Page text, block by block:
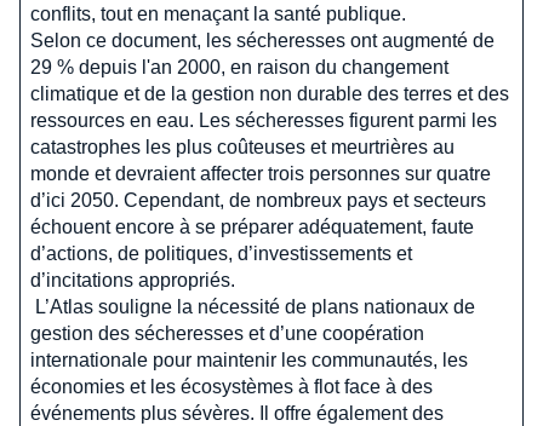
conflits, tout en menaçant la santé publique.
Selon ce document, les sécheresses ont augmenté de
29 % depuis l'an 2000, en raison du changement
climatique et de la gestion non durable des terres et des
ressources en eau. Les sécheresses figurent parmi les
catastrophes les plus coûteuses et meurtrières au
monde et devraient affecter trois personnes sur quatre
d’ici 2050. Cependant, de nombreux pays et secteurs
échouent encore à se préparer adéquatement, faute
d’actions, de politiques, d’investissements et
d’incitations appropriés.
L’Atlas souligne la nécessité de plans nationaux de
gestion des sécheresses et d’une coopération
internationale pour maintenir les communautés, les
économies et les écosystèmes à flot face à des
événements plus sévères. Il offre également des